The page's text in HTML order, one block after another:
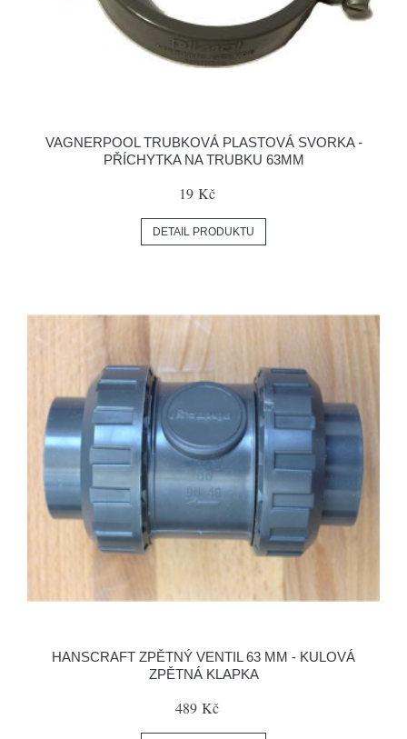
VAGNERPOOL TRUBKOVÁ PLASTOVÁ SVORKA -
PŘÍCHYTKA NA TRUBKU 63MM
19 Kč
DETAIL PRODUKTU
HANSCRAFT ZPĚTNÝ VENTIL 63 MM - KULOVÁ
ZPĚTNÁ KLAPKA
489 Kč